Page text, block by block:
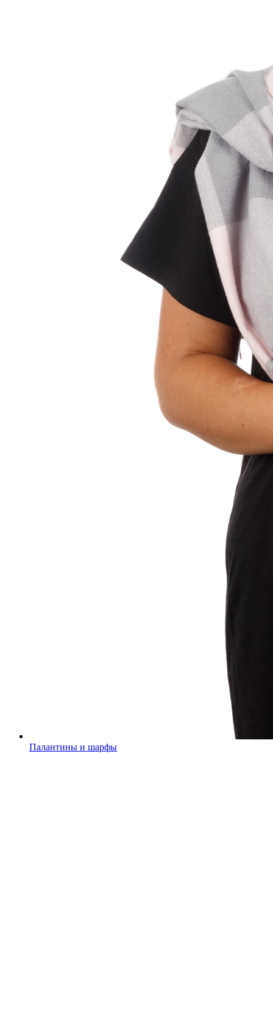
Палантины и шарфы